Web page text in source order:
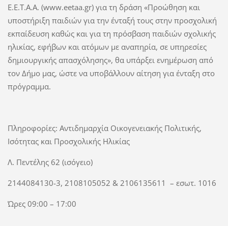
Ε.Ε.Τ.Α.Α. (www.eetaa.gr) για τη δράση «Προώθηση και
υποστήριξη παιδιών για την ένταξή τους στην προσχολική
εκπαίδευση καθώς και για τη πρόσβαση παιδιών σχολικής
ηλικίας, εφήβων και ατόμων με αναπηρία, σε υπηρεσίες
δημιουργικής απασχόλησης», θα υπάρξει ενημέρωση από
τον Δήμο μας, ώστε να υποβάλλουν αίτηση για ένταξη στο
πρόγραμμα.
Πληροφορίες: Αντιδημαρχία Οικογενειακής Πολιτικής,
Ισότητας και Προσχολικής Ηλικίας
Λ. Πεντέλης 62 (ισόγειο)
2144084130-3, 2108105052 & 2106135611 – εσωτ. 1016
Ώρες 09:00 – 17:00